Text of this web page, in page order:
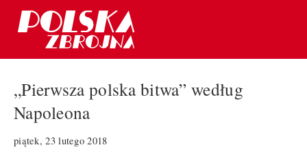
„Pierwsza polska bitwa” według
Napoleona
piątek, 23 lutego 2018